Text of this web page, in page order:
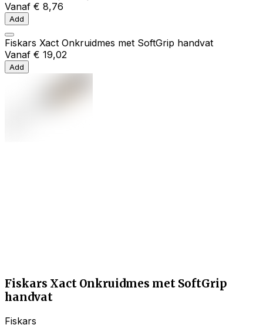
Vanaf € 8,76
Add
Fiskars Xact Onkruidmes met SoftGrip handvat
Vanaf € 19,02
Add
Fiskars Xact Onkruidmes met SoftGrip
handvat
Fiskars